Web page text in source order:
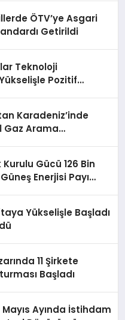
ÖTV’ye Asgari
Getirildi
Teknoloji
Pozitif
Karadeniz’inde
Gaz Arama
Gücü 126 Bin
Enerjisi Payı
Yükselişle Başladı
11 Şirkete
Başladı
Ayında İstihdam